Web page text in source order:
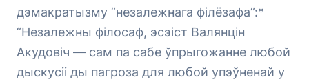
дэмакратызму “незалежнага філёзафа”:*
“Незалежны філосаф, эсэіст Валянцін
Акудовіч — сам па сабе ўпрыгожанне любой
дыскусіі ды пагроза для любой упэўненай у